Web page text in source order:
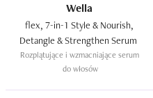
Wella
flex, 7-in-1 Style & Nourish,
Rozplątujące i wzmacniające serum
do włosów